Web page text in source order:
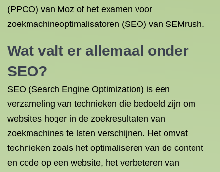
(PPCO) van Moz of het examen voor
zoekmachineoptimalisatoren (SEO) van SEMrush.
Wat valt er allemaal onder
SEO?
SEO (Search Engine Optimization) is een
verzameling van technieken die bedoeld zijn om
websites hoger in de zoekresultaten van
zoekmachines te laten verschijnen. Het omvat
technieken zoals het optimaliseren van de content
en code op een website, het verbeteren van